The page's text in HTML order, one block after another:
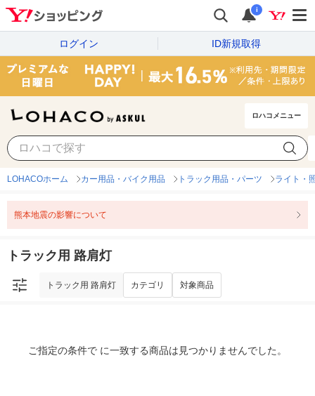
i
ログイン ID新規取得
ロハコメニュー
トラック用 路肩灯
LOHACOホーム カー用品・バイク用品 トラック用品・パーツ ライト・
熊本地震の影響について
トラック用 路肩灯
トラック用 路肩灯 カテゴリ 対象商品
ご指定の条件で に一致する商品は見つかりませんでした。